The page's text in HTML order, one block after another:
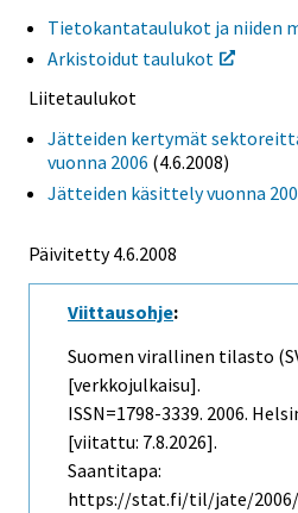
Tietokantataulukot ja niiden
Arkistoidut taulukot
Liitetaulukot
Jätteiden kertymät
vuonna 2006 (4.6.2008)
Jätteiden käsittely vuonna
Päivitetty4.6.2008
Viittausohje:
Suomen virallinen tilasto
[verkkojulkaisu].
ISSN=1798-3339. 2006.
[viitattu: 7.8.2026].
Saantitapa:
https://stat.fi/til/jate/2006/